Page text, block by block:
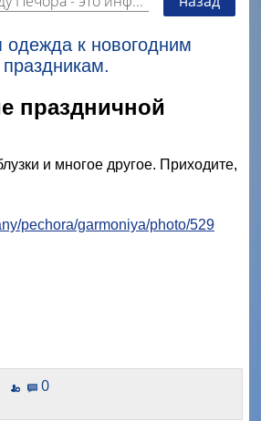
одежда к новогодним
праздникам.
праздничной
и многое другое. Приходите,
pechora/garmoniya/photo/529
0